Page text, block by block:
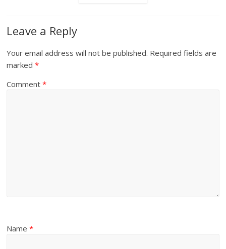
Leave a Reply
Your email address will not be published. Required fields are
marked*
Comment*
Name*